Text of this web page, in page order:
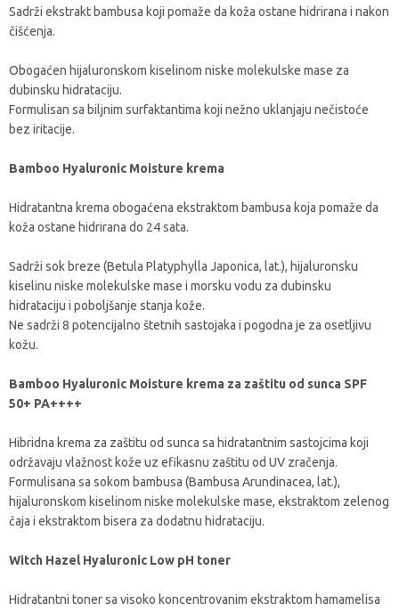
Sadrži ekstrakt bambusa koji pomaže da koža ostane hidrirana i nakon
čišćenja.
Obogaćen hijaluronskom kiselinom niske molekulske mase za
dubinsku hidrataciju.
Formulisan sa biljnim surfaktantima koji nežno uklanjaju nečistoće
bez iritacije.
Bamboo Hyaluronic Moisture krema
Hidratantna krema obogaćena ekstraktom bambusa koja pomaže da
koža ostane hidrirana do 24 sata.
Sadrži sok breze (Betula Platyphylla Japonica, lat.), hijaluronsku
kiselinu niske molekulske mase i morsku vodu za dubinsku
hidrataciju i poboljšanje stanja kože.
Ne sadrži 8 potencijalno štetnih sastojaka i pogodna je za osetljivu
kožu.
Bamboo Hyaluronic Moisture krema za zaštitu od sunca SPF
50+ PA++++
Hibridna krema za zaštitu od sunca sa hidratantnim sastojcima koji
održavaju vlažnost kože uz efikasnu zaštitu od UV zračenja.
Formulisana sa sokom bambusa (Bambusa Arundinacea, lat.),
hijaluronskom kiselinom niske molekulske mase, ekstraktom zelenog
čaja i ekstraktom bisera za dodatnu hidrataciju.
Witch Hazel Hyaluronic Low pH toner
Hidratantni toner sa visoko koncentrovanim ekstraktom hamamelisa